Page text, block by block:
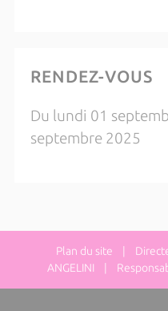
RENDEZ-VOUS
Du lundi 01
septembre 2025
Plan du site |
ANGELINI |